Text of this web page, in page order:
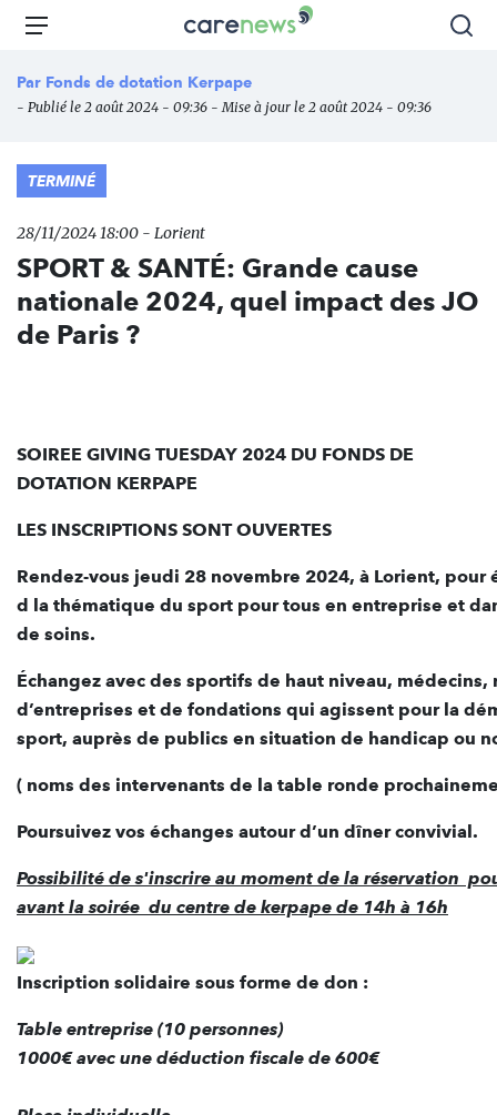
Aller
principal
Carenews,
média
des
Menu
Par Fonds de dotation Kerpape
- Publié le 2 août 2024 - 09:36 - Mise à jour le 2 août 2024 - 09:36
TERMINÉ
28/11/2024 18:00 - Lorient
SPORT & SANTÉ: Grande cause
nationale 2024, quel impact des JO
de Paris ?
SOIREE GIVING TUESDAY 2024 DU FONDS DE
DOTATION KERPAPE
LES INSCRIPTIONS SONT OUVERTES
Rendez-vous jeudi 28 novembre 2024, à Lorient, pour
d la thématique du sport pour tous en entreprise et
de soins.
Échangez avec des sportifs de haut niveau, médecins,
d’entreprises et de fondations qui agissent pour la
sport, auprès de publics en situation de handicap ou
( noms des intervenants de la table ronde
Poursuivez vos échanges autour d’un dîner convivial.
Possibilité de s'inscrire au moment de la réservation
avant la soirée du centre de kerpape de 14h à 16h
Inscription solidaire sous forme de don :
Table entreprise (10 personnes)
1000€ avec une déduction fiscale de 600€